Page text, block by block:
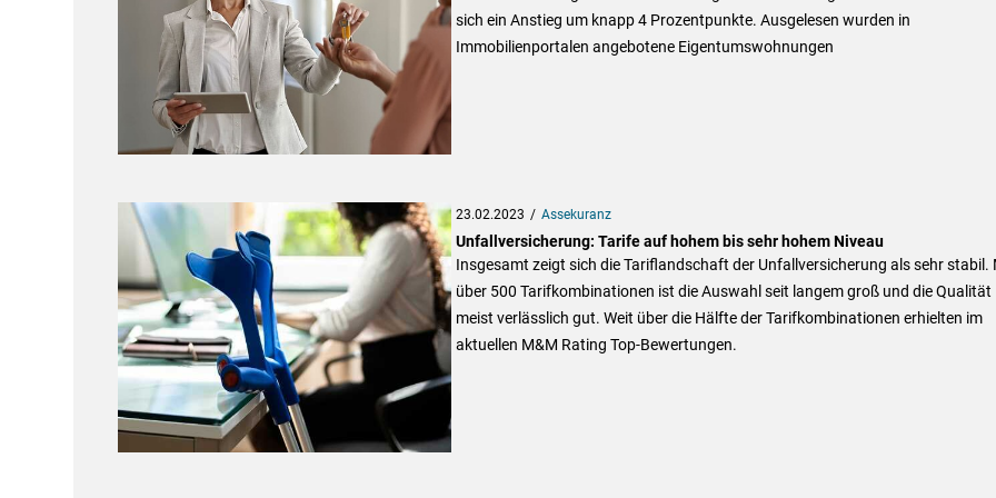
sich ein Anstieg um knapp 4 Prozentpunkte. Ausgelesen wurden in
Immobilienportalen angebotene Eigentumswohnungen
23.02.2023 Assekuranz
Unfallversicherung: Tarife auf hohem bis sehr hohem Niveau
Insgesamt zeigt sich die Tariflandschaft der Unfallversicherung als sehr stabil.
über 500 Tarifkombinationen ist die Auswahl seit langem groß und die Qualität
meist verlässlich gut. Weit über die Hälfte der Tarifkombinationen erhielten im
aktuellen M&M Rating Top-Bewertungen.